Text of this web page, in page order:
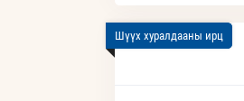
Шүүх хуралдааны ирц